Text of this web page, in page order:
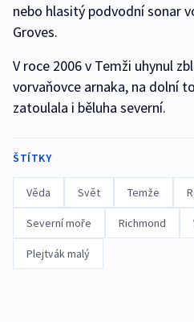
nebo hlasitý podvodní sonar
Groves.
V roce 2006 v Temži uhynul
vorvaňovce arnaka, na dolní
zatoulala i běluha severní.
ŠTÍTKY
Věda Svět Temže
Severní moře Richmond
Plejtvák malý